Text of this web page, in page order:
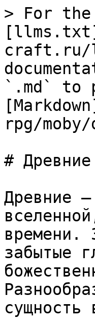
> For the
craft.ru/
`.md` to
rpg/
# Древние
Древние
времени.
забытые
сущность